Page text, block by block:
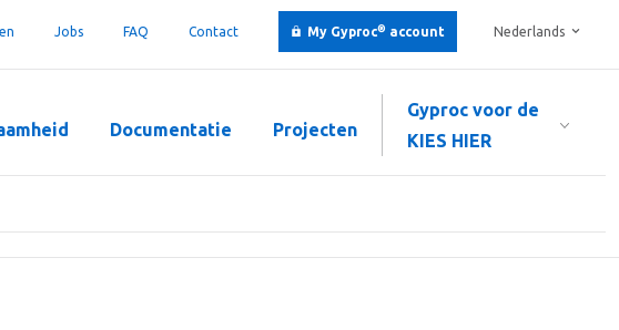
Nederlands
Jobs FAQ Contact My Gyproc® account
Gyproc voor de
KIES HIER
Documentatie Projecten